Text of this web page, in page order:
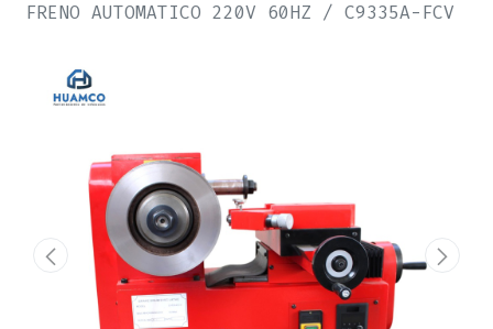
FRENO AUTOMATICO 220V 60HZ / C9335A-FCV